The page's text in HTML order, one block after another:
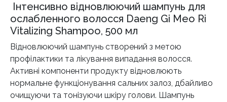
кількість
Інтенсивно відновлюючий шампунь для
ослабленного волосся Daeng Gi Meo Ri
Vitalizing Shampoo, 500 мл
Відновлюючий шампунь створений з метою
профілактики та лікування випадання волосся.
Активні компоненти продукту відновлюють
нормальне функціонування сальних залоз, дбайливо
очищуючи та тонізуючи шкіру голови. Шампунь